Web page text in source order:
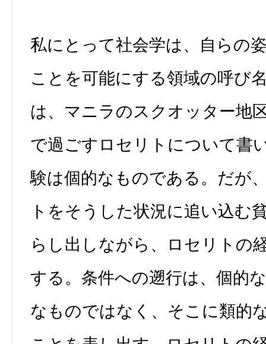
私にとって社会学は、自らの
ことを可能にする領域の呼び
は、マニラのスクオッター地
で過ごすロセリトについて書
験は個的なものである。だが
トをそうした状況に追い込む
らし出しながら、ロセリトの
する。条件への遡行は、個的
なものではなく、そこに類的